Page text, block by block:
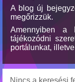
A blog új
megőrizzük.
Amennyiben a
tájékozódni
portálunkat,
Nincs a keresési